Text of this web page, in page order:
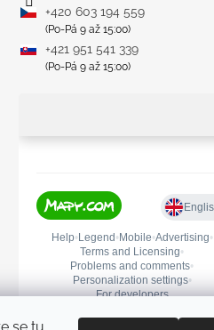
+420 603 194 559
(Po-Pá 9 až 15:00)
+421 951 541 339
(Po-Pá 9 až 15:00)